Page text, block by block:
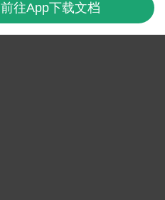
前往App下载文档